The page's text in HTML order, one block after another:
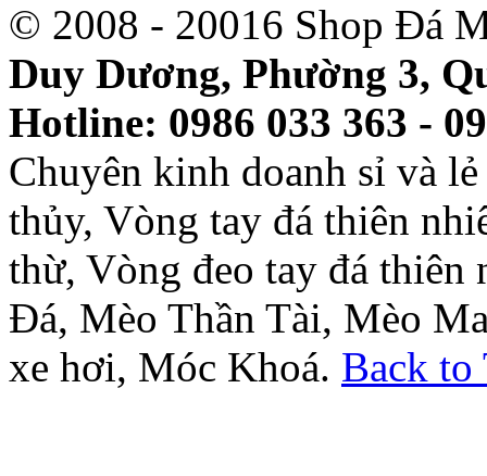
© 2008 - 20016 Shop Đá
Duy Dương, Phường 3,
Hotline: 0986 033 363 -
Chuyên kinh doanh sỉ và
thủy, Vòng tay đá thiên
thừ, Vòng đeo tay đá thiên
Đá, Mèo Thần Tài, Mèo
xe hơi, Móc Khoá. Back to